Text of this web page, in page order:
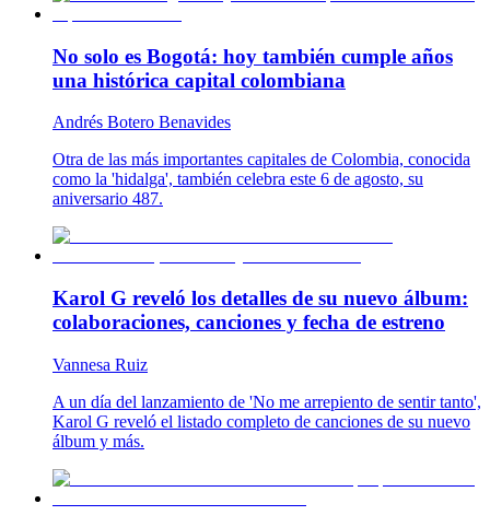
No solo es Bogotá: hoy también cumple años
una histórica capital colombiana
Andrés Botero Benavides
Otra de las más importantes capitales de Colombia, conocida
como la 'hidalga', también celebra este 6 de agosto, su
aniversario 487.
Karol G reveló los detalles de su nuevo álbum:
colaboraciones, canciones y fecha de estreno
Vannesa Ruiz
A un día del lanzamiento de 'No me arrepiento de sentir tanto',
Karol G reveló el listado completo de canciones de su nuevo
álbum y más.